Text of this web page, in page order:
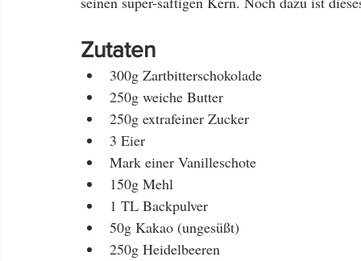
Zutaten
300g Zartbitterschokolade
250g weiche Butter
250g extrafeiner Zucker
3 Eier
Mark einer Vanilleschote
150g Mehl
1 TL Backpulver
50g Kakao (ungesüßt)
250g Heidelbeeren